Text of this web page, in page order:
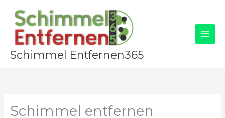
Inhalt
springen
Schimmel Entfernen365
Schimmel entfernen